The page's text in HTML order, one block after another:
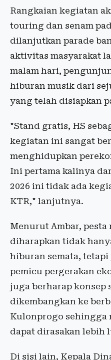
Rangkaian kegiatan
touring dan senam
dilanjutkan parade
aktivitas masyarakat
malam hari,
hiburan musik dari
yang telah disiapkan
"Stand gratis, HS
kegiatan ini sangat
menghidupkan
Ini pertama kalinya
2026 ini tidak ada
KTR," lanjutnya.
Menurut Ambar,
diharapkan tidak
hiburan semata,
pemicu pergerakan
juga berharap konsep
dikembangkan ke
Kulonprogo sehingga
dapat dirasakan lebih
Di sisi lain, Kepala